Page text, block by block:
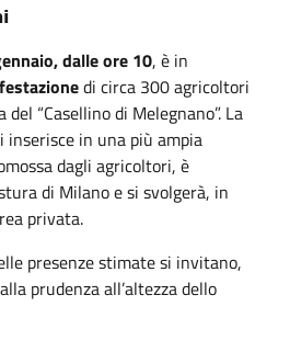
dalle ore 10, è in
di circa 300 agricoltori
“Casellino di Melegnano”. La
inserisce in una più ampia
dagli agricoltori, è
di Milano e si svolgerà, in
privata.
presenze stimate si invitano,
prudenza all’altezza dello